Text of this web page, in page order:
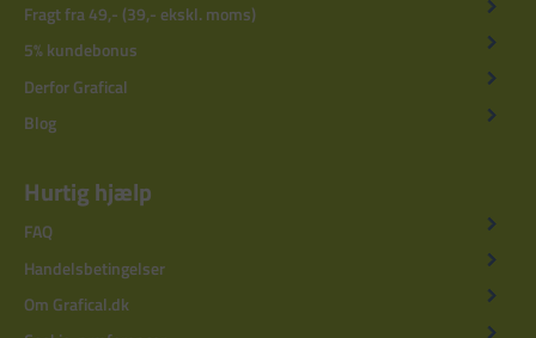
Fragt fra 49,- (39,- ekskl. moms)
5% kundebonus
Derfor Grafical
Blog
Hurtig hjælp
FAQ
Handelsbetingelser
Om Grafical.dk